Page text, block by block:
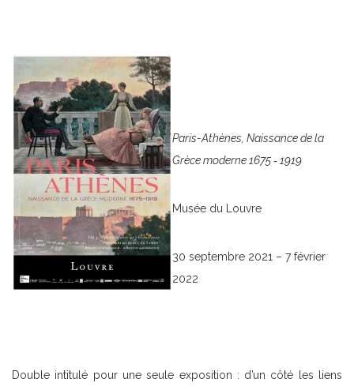
Paris-Athènes, Naissance de la
Grèce moderne 1675 ‐ 1919
Musée du Louvre
30 septembre 2021 – 7 février
2022
Double intitulé pour une seule exposition : d’un côté les liens